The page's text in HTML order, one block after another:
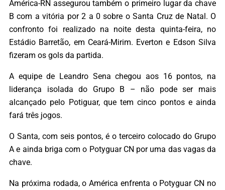
América-RN assegurou também o primeiro lugar da chave
B com a vitória por 2 a 0 sobre o Santa Cruz de Natal. O
confronto foi realizado na noite desta quinta-feira, no
Estádio Barretão, em Ceará-Mirim. Everton e Edson Silva
fizeram os gols da partida.
A equipe de Leandro Sena chegou aos 16 pontos, na
liderança isolada do Grupo B – não pode ser mais
alcançado pelo Potiguar, que tem cinco pontos e ainda
fará três jogos.
O Santa, com seis pontos, é o terceiro colocado do Grupo
A e ainda briga com o Potyguar CN por uma das vagas da
chave.
Na próxima rodada, o América enfrenta o Potyguar CN no